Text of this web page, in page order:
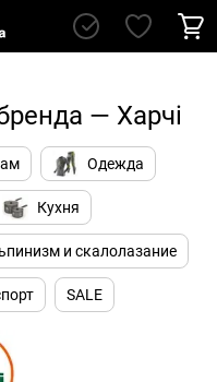
— Харчі
Одежда
Кухня
и скалолазание
SALE